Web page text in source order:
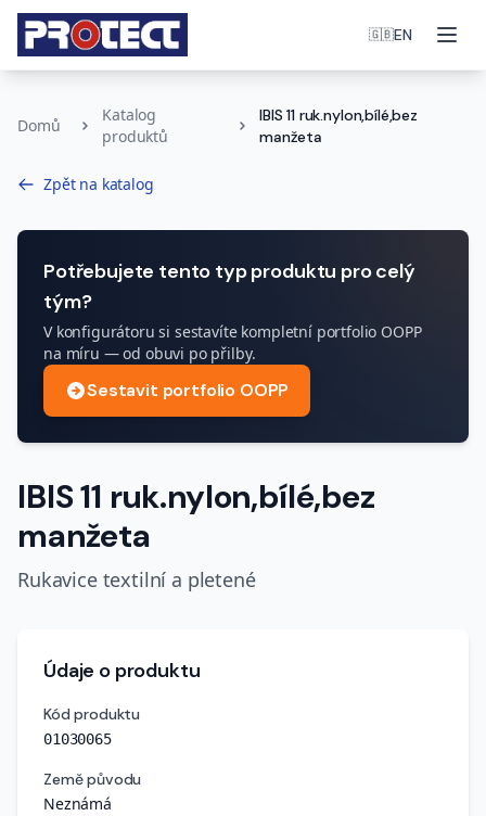
🇬🇧EN
Domů
Katalog
produktů
IBIS 11 ruk.nylon,bílé,bez
manžeta
Zpět na katalog
Potřebujete tento typ produktu pro celý
tým?
V konfigurátoru si sestavíte kompletní portfolio OOPP
na míru — od obuvi po přilby.
Sestavit portfolio OOPP
IBIS 11 ruk.nylon,bílé,bez
manžeta
Rukavice textilní a pletené
Údaje o produktu
Kód produktu
01030065
Země původu
Neznámá